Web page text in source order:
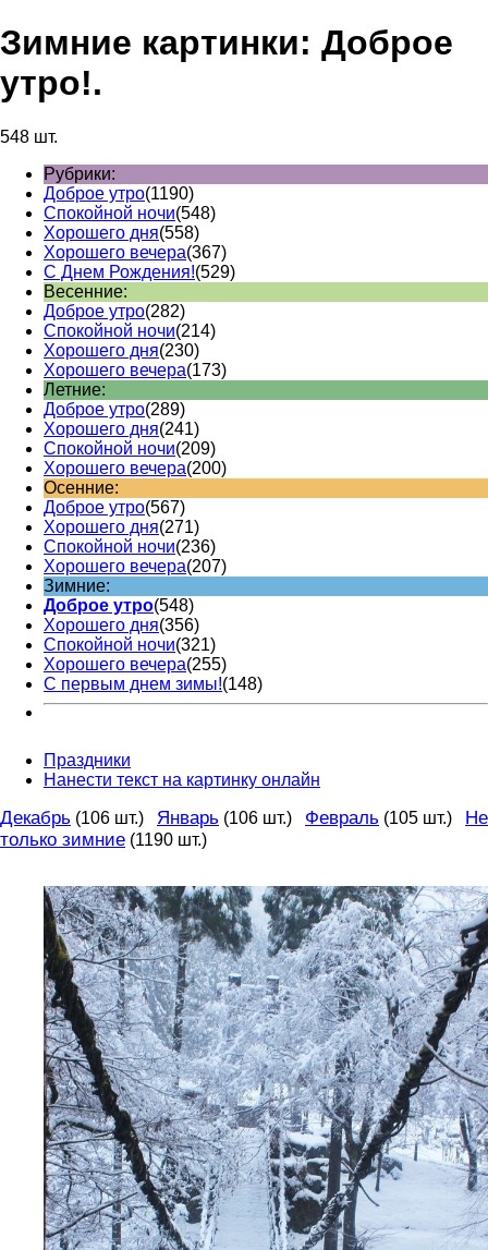
Зимние картинки: Доброе
утро!.
548 шт.
Рубрики:
Доброе утро(1190)
Спокойной ночи(548)
Хорошего дня(558)
Хорошего вечера(367)
С Днем Рождения!(529)
Весенние:
Доброе утро(282)
Спокойной ночи(214)
Хорошего дня(230)
Хорошего вечера(173)
Летние:
Доброе утро(289)
Хорошего дня(241)
Спокойной ночи(209)
Хорошего вечера(200)
Осенние:
Доброе утро(567)
Хорошего дня(271)
Спокойной ночи(236)
Хорошего вечера(207)
Зимние:
Доброе утро(548)
Хорошего дня(356)
Спокойной ночи(321)
Хорошего вечера(255)
С первым днем зимы!(148)
Праздники
Нанести текст на картинку онлайн
Декабрь (106 шт.) Январь (106 шт.) Февраль (105 шт.) Не
только зимние (1190 шт.)